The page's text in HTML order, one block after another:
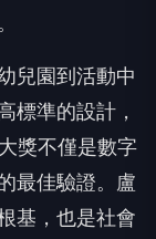
兒園到活動中
標準的設計，
獎不僅是數字
最佳驗證。盧
基，也是社會